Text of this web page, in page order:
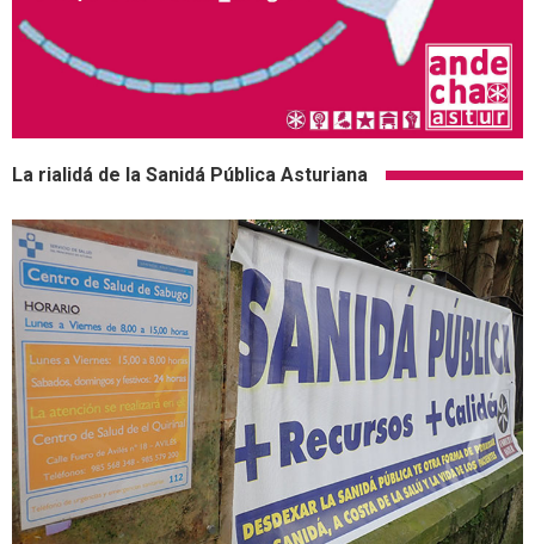
La rialidá de la Sanidá Pública Asturiana